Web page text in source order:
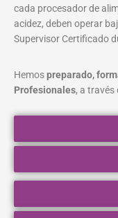
cada procesador de
acidez, deben operar
Supervisor Certificado
Hemospreparado,
Profesionales, a través